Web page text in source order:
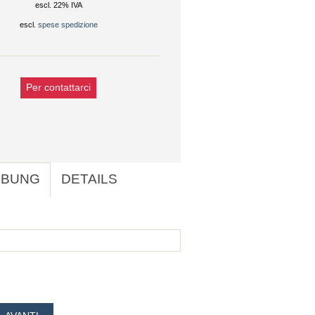
escl. 22% IVA
escl. spese spedizione
Per contattarci
DETAILS